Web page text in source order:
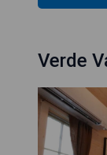
Verde